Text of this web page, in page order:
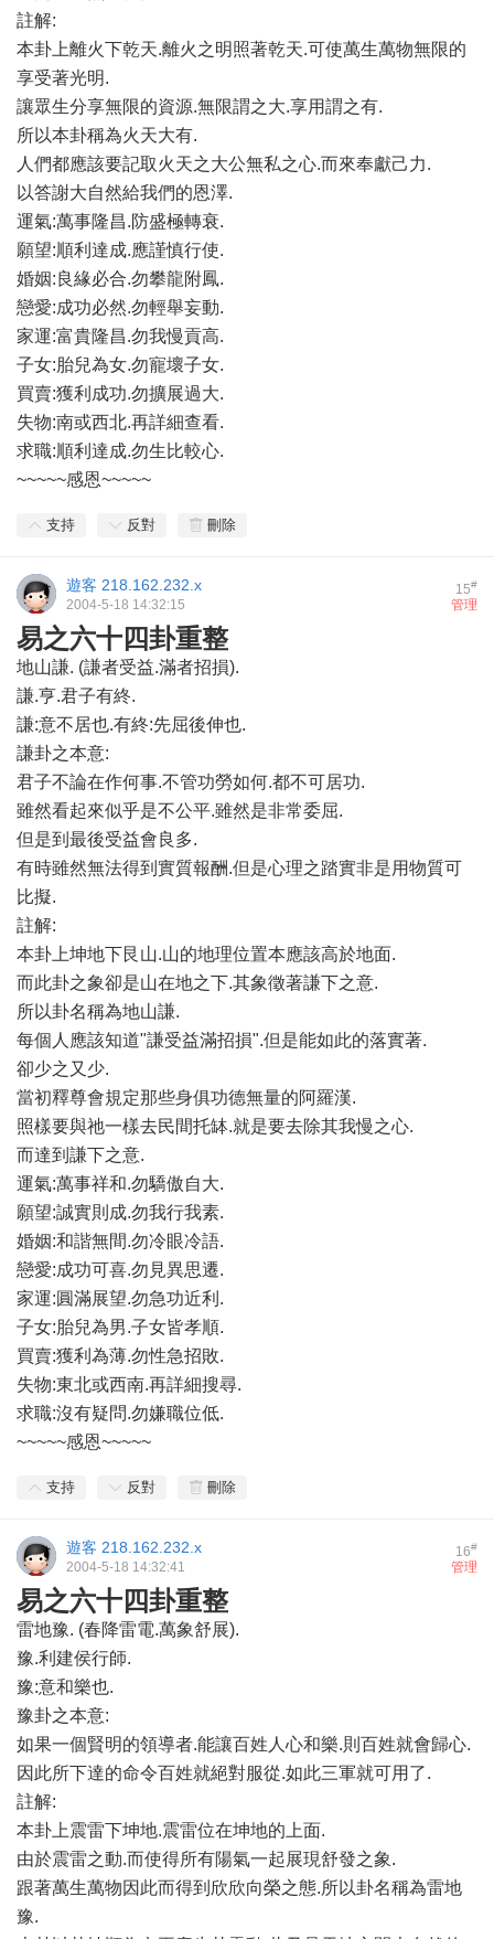
註解:
本卦上離火下乾天.離火之明照著乾天.可使萬生萬物無限的
享受著光明.
讓眾生分享無限的資源.無限謂之大.享用謂之有.
所以本卦稱為火天大有.
人們都應該要記取火天之大公無私之心.而來奉獻己力.
以答謝大自然給我們的恩澤.
運氣:萬事隆昌.防盛極轉衰.
願望:順利達成.應謹慎行使.
婚姻:良緣必合.勿攀龍附鳳.
戀愛:成功必然.勿輕舉妄動.
家運:富貴隆昌.勿我慢貢高.
子女:胎兒為女.勿寵壞子女.
買賣:獲利成功.勿擴展過大.
失物:南或西北.再詳細查看.
求職:順利達成.勿生比較心.
~~~~~感恩~~~~~
支持 反對 刪除
15#
遊客 218.162.232.x
管理
2004-5-18 14:32:15
易之六十四卦重整
地山謙. (謙者受益.滿者招損).
謙.亨.君子有終.
謙:意不居也.有終:先屈後伸也.
謙卦之本意:
君子不論在作何事.不管功勞如何.都不可居功.
雖然看起來似乎是不公平.雖然是非常委屈.
但是到最後受益會良多.
有時雖然無法得到實質報酬.但是心理之踏實非是用物質可
比擬.
註解:
本卦上坤地下艮山.山的地理位置本應該高於地面.
而此卦之象卻是山在地之下.其象徵著謙下之意.
所以卦名稱為地山謙.
每個人應該知道"謙受益滿招損".但是能如此的落實著.
卻少之又少.
當初釋尊會規定那些身俱功德無量的阿羅漢.
照樣要與祂一樣去民間托缽.就是要去除其我慢之心.
而達到謙下之意.
運氣:萬事祥和.勿驕傲自大.
願望:誠實則成.勿我行我素.
婚姻:和諧無間.勿冷眼冷語.
戀愛:成功可喜.勿見異思遷.
家運:圓滿展望.勿急功近利.
子女:胎兒為男.子女皆孝順.
買賣:獲利為薄.勿性急招敗.
失物:東北或西南.再詳細搜尋.
求職:沒有疑問.勿嫌職位低.
~~~~~感恩~~~~~
支持 反對 刪除
16#
遊客 218.162.232.x
管理
2004-5-18 14:32:41
易之六十四卦重整
雷地豫. (春降雷電.萬象舒展).
豫.利建侯行師.
豫:意和樂也.
豫卦之本意:
如果一個賢明的領導者.能讓百姓人心和樂.則百姓就會歸心.
因此所下達的命令百姓就絕對服從.如此三軍就可用了.
註解:
本卦上震雷下坤地.震雷位在坤地的上面.
由於震雷之動.而使得所有陽氣一起展現舒發之象.
跟著萬生萬物因此而得到欣欣向榮之態.所以卦名稱為雷地
豫.